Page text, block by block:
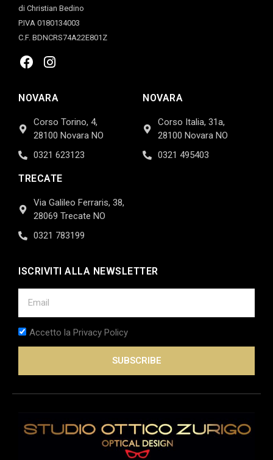
di Christian Bedino
P.IVA 0180134003
C.F. BDNCRS74A22E801Z
NOVARA
Corso Torino, 4,
28100 Novara NO
0321 623123
NOVARA
Corso Italia, 31a,
28100 Novara NO
0321 495403
TRECATE
Via Galileo Ferraris, 38,
28069 Trecate NO
0321 783199
ISCRIVITI ALLA NEWSLETTER
Accetto la Privacy Policy
SUBSCRIBE